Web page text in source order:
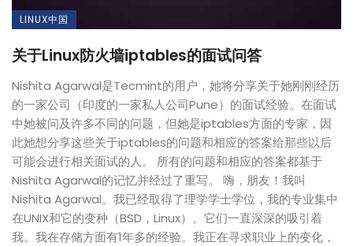
LINUX中国
关于Linux防火墙iptables的面试问答
Nishita Agarwal是Tecmint的用户，她将分享关于她刚刚经历
的一家公司（印度的一家私人公司Pune）的面试经验。在面试
中她被问及许多不同的问题，但她是iptables方面的专家，因
此她想分享这些关于iptables的问题和相应的答案给那些以后
可能会进行相关面试的人。 所有的问题和相应的答案都基于
Nishita Agarwal的记忆并经过了重写。 嗨，朋友！我叫
Nishita Agarwal。我已经取得了理学学士学位，我的专业集中
在UNIX和它的变种（BSD，Linux）。它们一直深深的吸引着
我。我在存储方面有1年多的经验。我正在寻求职业上的变化，